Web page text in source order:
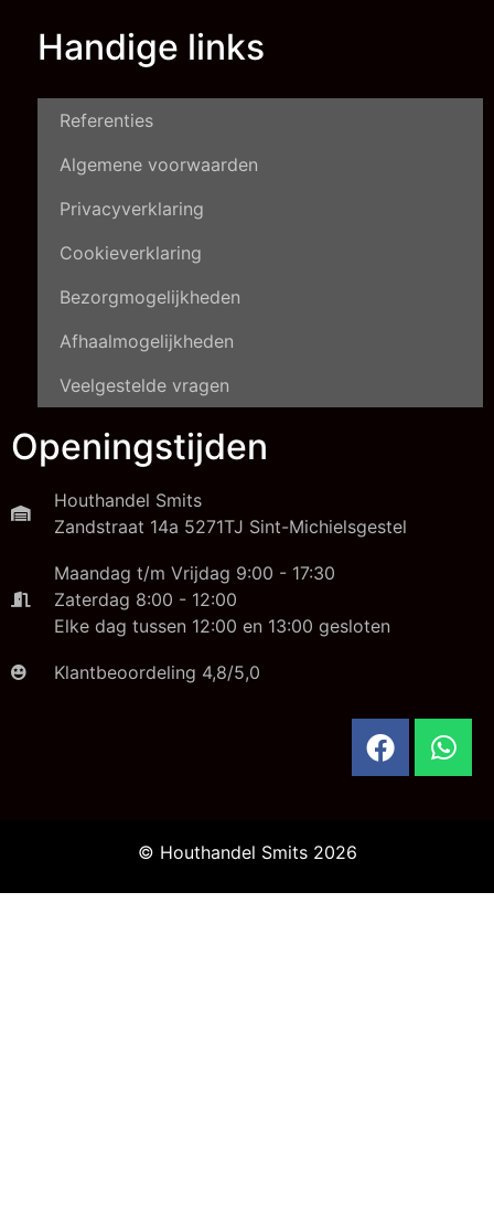
Handige links
Referenties
Algemene voorwaarden
Privacyverklaring
Cookieverklaring
Bezorgmogelijkheden
Afhaalmogelijkheden
Veelgestelde vragen
Openingstijden
Houthandel Smits
Zandstraat 14a 5271TJ Sint-Michielsgestel
Maandag t/m Vrijdag 9:00 - 17:30
Zaterdag 8:00 - 12:00
Elke dag tussen 12:00 en 13:00 gesloten
Klantbeoordeling 4,8/5,0
© Houthandel Smits 2026